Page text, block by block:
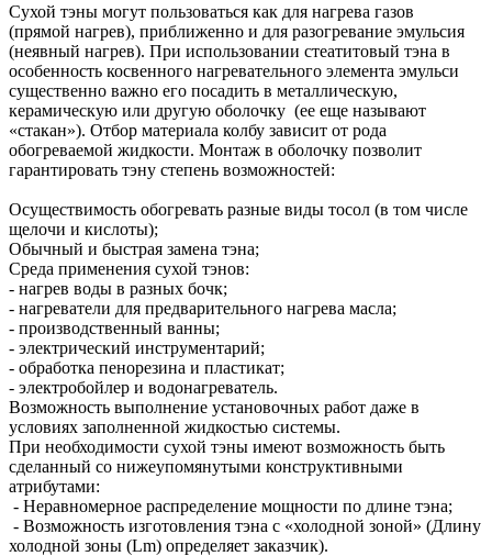
Сухой тэны могут пользоваться как для нагрева газов
(прямой нагрев), приближенно и для разогревание эмульсия
(неявный нагрев). При использовании стеатитовый тэна в
особенность косвенного нагревательного элемента эмульси
существенно важно его посадить в металлическую,
керамическую или другую оболочку (ее еще называют
«стакан»). Отбор материала колбу зависит от рода
обогреваемой жидкости. Монтаж в оболочку позволит
гарантировать тэну степень возможностей:
Осуществимость обогревать разные виды тосол (в том числе
щелочи и кислоты);
Обычный и быстрая замена тэна;
Среда применения сухой тэнов:
- нагрев воды в разных бочк;
- нагреватели для предварительного нагрева масла;
- производственный ванны;
- электрический инструментарий;
- обработка пенорезина и пластикат;
- электробойлер и водонагреватель.
Возможность выполнение установочных работ даже в
условиях заполненной жидкостью системы.
При необходимости сухой тэны имеют возможность быть
сделанный со нижеупомянутыми конструктивными
атрибутами:
- Неравномерное распределение мощности по длине тэна;
- Возможность изготовления тэна с «холодной зоной» (Длину
холодной зоны (Lm) определяет заказчик).